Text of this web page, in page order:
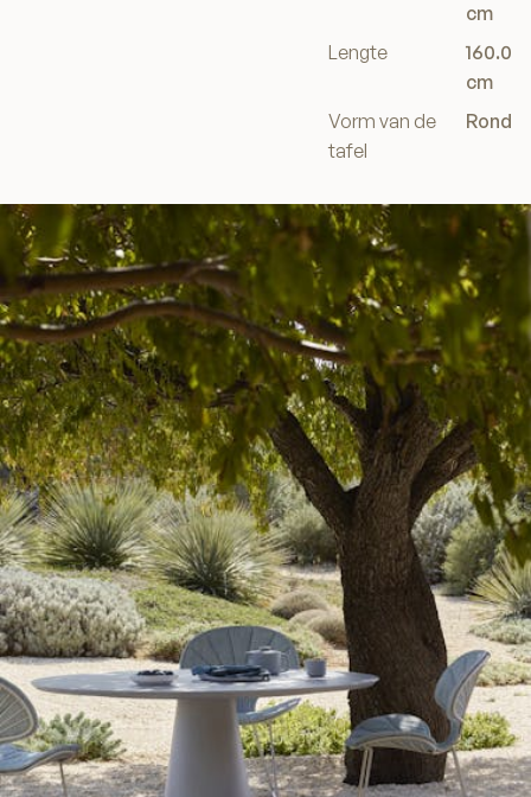
cm
Lengte
160.0
cm
Vorm van de
tafel
Rond